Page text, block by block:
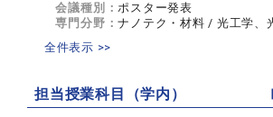
会議種別：ポスター発表
専門分野：ナノテク・材料 / 光工学、
全件表示 >>
担当授業科目（学内）